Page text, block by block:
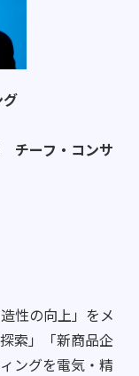
グ
チーフ・コンサ
性の向上」をメ
索」「新商品企
ングを電気・精